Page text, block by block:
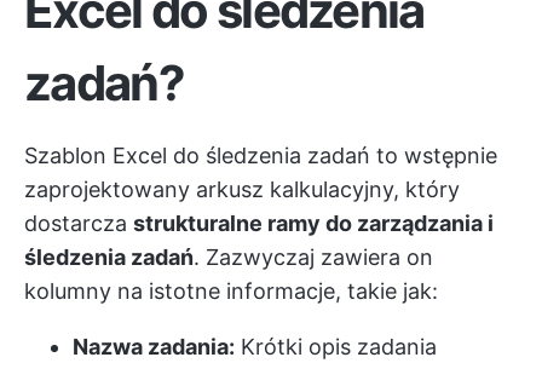
zadań?
Szablon Excel do śledzenia zadań to wstępnie
zaprojektowany arkusz kalkulacyjny, który
dostarcza strukturalne ramy do zarządzania i
śledzenia zadań. Zazwyczaj zawiera on
kolumny na istotne informacje, takie jak:
Nazwa zadania: Krótki opis zadania